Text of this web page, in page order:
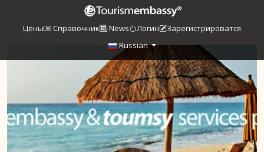
Цены Справочник News Логин
Зарегистрироватся
Russian